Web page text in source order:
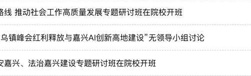
线 推动社会工作高质量发展专题研讨班在院校开班
镇峰会红利释放与嘉兴AI创新高地建设”无领导小组讨论
嘉兴、法治嘉兴建设专题研讨班在院校开班